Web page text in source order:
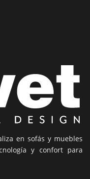
en sofás y muebles
y confort para